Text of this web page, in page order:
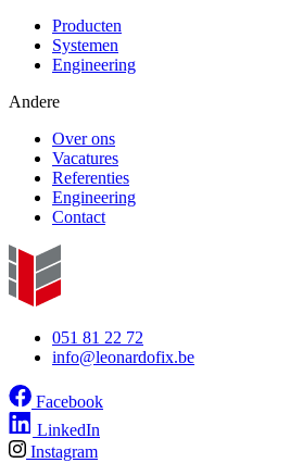
Producten
Systemen
Engineering
Andere
Over ons
Vacatures
Referenties
Engineering
Contact
051 81 22 72
info@leonardofix.be
Facebook
LinkedIn
Instagram